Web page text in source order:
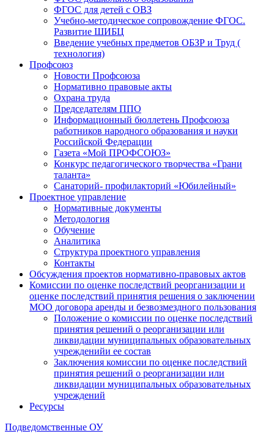
ФГОС для детей с ОВЗ
Учебно-методическое сопровождение ФГОС.
Развитие ШИБЦ
Введение учебных предметов ОБЗР и Труд (
технология)
Профсоюз
Новости Профсоюза
Нормативно правовые акты
Охрана труда
Председателям ППО
Информационный бюллетень Профсоюза
работников народного образования и науки
Российской Федерации
Газета «Мой ПРОФСОЮЗ»
Конкурс педагогического творчества «Грани
таланта»
Санаторий- профилакторий «Юбилейный»
Проектное управление
Нормативные документы
Методология
Обучение
Аналитика
Структура проектного управления
Контакты
Обсуждения проектов нормативно-правовых актов
Комиссии по оценке последствий реорганизации и
оценке последствий принятия решения о заключении
МОО договора аренды и безвозмездного пользования
Положение о комиссии по оценке последствий
принятия решений о реорганизации или
ликвидации муниципальных образовательных
учрежденийи ее состав
Заключения комиссии по оценке последствий
принятия решений о реорганизации или
ликвидации муниципальных образовательных
учреждений
Ресурсы
Подведомственные ОУ